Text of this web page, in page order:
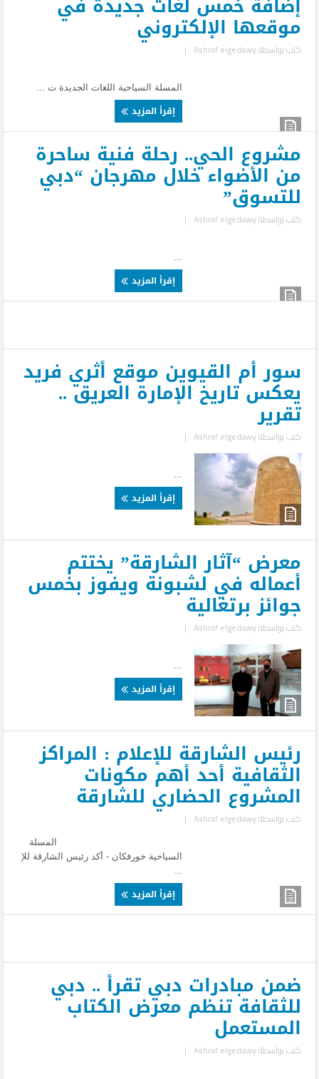
موقعها الإلكتروني
كتب بواسطةAshraf elgedawy
|
المسلة السياحية اللغات الجديدة ت ...
إقرأ المزيد
مشروع الحي.. رحلة فنية ساحرة
من الأضواء خلال مهرجان “دبي
للتسوق”
كتب بواسطةAshraf elgedawy
|
إقرأ المزيد
سور أم القيوين موقع أثري فريد
يعكس تاريخ الإمارة العريق ..
تقرير
كتب بواسطةAshraf elgedawy
|
إقرأ المزيد
معرض “آثار الشارقة” يختتم
أعماله في لشبونة ويفوز بخمس
جوائز برتغالية
كتب بواسطةAshraf elgedawy
|
إقرأ المزيد
رئيس الشارقة للإعلام : المراكز
الثقافية أحد أهم مكونات
المشروع الحضاري للشارقة
كتب بواسطةAshraf elgedawy
|
المسلة
السياحية خورفكان - أكد رئيس الشارقة للإ
إقرأ المزيد
ضمن مبادرات دبي تقرأ .. دبي
للثقافة تنظم معرض الكتاب
المستعمل
كتب بواسطةAshraf elgedawy
|